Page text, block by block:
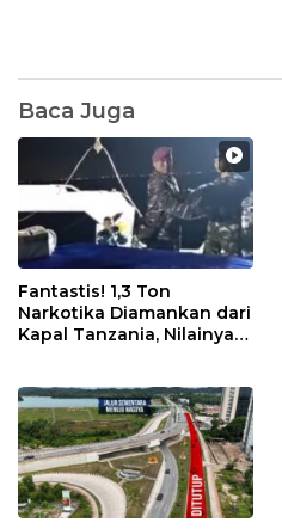
Baca Juga
Fantastis! 1,3 Ton
Narkotika Diamankan dari
Kapal Tanzania, Nilainya